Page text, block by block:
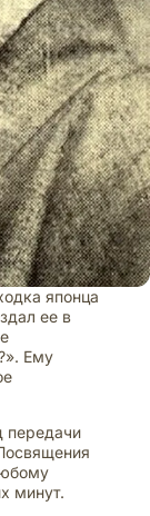
японца
ее в
Ему
передачи
минут.